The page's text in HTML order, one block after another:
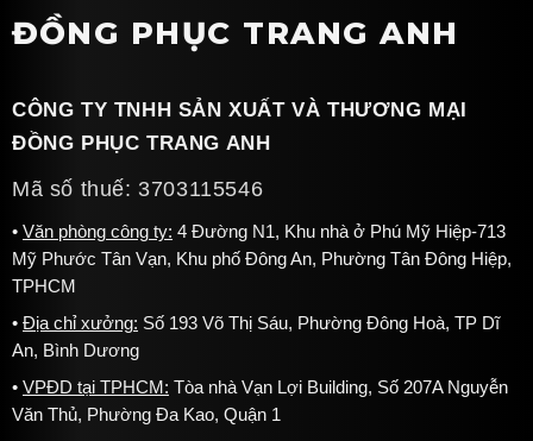
Phân khúc trung bình từ
ĐỒNG PHỤC TRANG ANH
CÔNG TY TNHH SẢN XUẤT VÀ THƯƠNG MẠI
ĐỒNG PHỤC TRANG ANH
Mã số thuế: 3703115546
Văn phòng công ty: 4 Đường N1, Khu nhà ở Phú Mỹ Hiệp-713
Mỹ Phước Tân Vạn, Khu phố Đông An, Phường Tân Đông Hiệp,
TPHCM
Địa chỉ xưởng: Số 193 Võ Thị Sáu, Phường Đông Hoà, TP Dĩ
An, Bình Dương
VPĐD tại TPHCM: Tòa nhà Vạn Lợi Building, Số 207A Nguyễn
Văn Thủ, Phường Đa Kao, Quận 1